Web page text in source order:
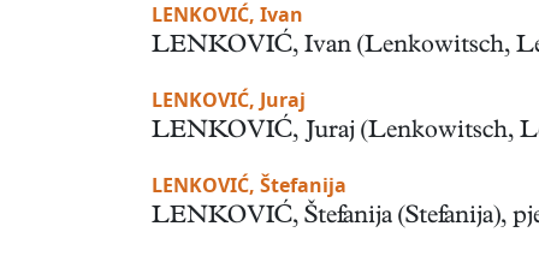
LENKOVIĆ, Ivan
LENKOVIĆ, Ivan (Lenkowitsch,
LENKOVIĆ, Juraj
LENKOVIĆ, Juraj (Lenkowitsch,
LENKOVIĆ, Štefanija
LENKOVIĆ, Štefanija (Stefanija),